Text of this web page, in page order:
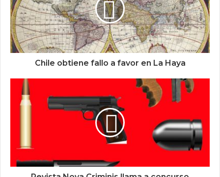
Chile obtiene fallo a favor en La Haya